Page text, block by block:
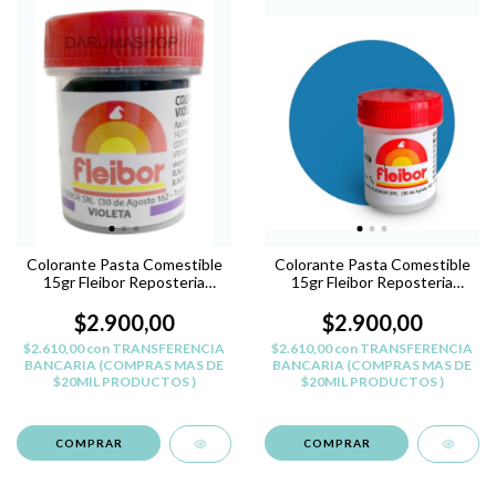
Colorante Pasta Comestible
15gr Fleibor Reposteria
$2.900,00
$2.610,00con TRANSFERENCIA
BANCARIA (COMPRAS MAS DE
$20MIL PRODUCTOS )
Colorante Pasta Comestible
15gr Fleibor Reposteria
$2.900,00
$2.610,00con TRANSFERENCIA
BANCARIA (COMPRAS MAS DE
$20MIL PRODUCTOS )